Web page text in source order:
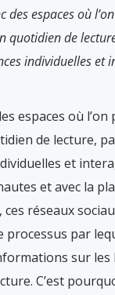
des espaces où
quotidien de
individuelles et
espaces où
de lecture,
et
et avec la
ces réseaux
processus par
sur
C’est